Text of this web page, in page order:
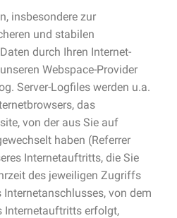
insbesondere zur
und stabilen
durch Ihren Internet-
Webspace-Provider
Server-Logfiles werden u.a.
das
von der aus Sie auf
haben (Referrer
Internetauftritts, die Sie
des jeweiligen Zugriffs
Internetanschlusses, von dem
Internetauftritts erfolgt,